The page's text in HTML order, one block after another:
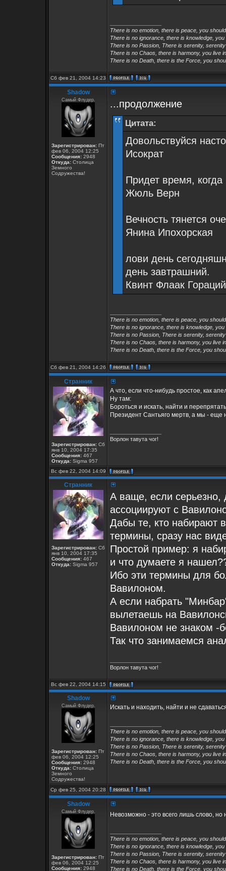
There is no emotion, there is peace, you
There is no ignorance, there is knowledge,
There is no Passion, There is serenity,
There is no Chaos, there is harmony, you live
There is no Death, there is the Force, you
Сб фев 21, 2004 14:23
Shadow
Самый Флудер.
Зарегистрирован: Пт
фев 06, 2004 12:25
Сообщения: 2948
Откуда: Столица
Земного
Содружества!
...продолжение
Цитата:
Довольствуйся
Исократ
Придет время,
Жюль Верн
Вечность тянется
Янина Ипохорская
лови день
день завтрашний.
Квинт Флаак Гораций
There is no emotion, there is peace, you
There is no ignorance, there is knowledge,
There is no Passion, There is serenity,
There is no Chaos, there is harmony, you live
There is no Death, there is the Force, you
Сб фев 21, 2004 14:26
Странник
Зарегистрирован: Сб
янв 10, 2004 17:35
Сообщения: 467
Откуда: Sigma 957
А что, если что-нибудь простое, как
Ну там:
Бороться и искать, найти и перепрятать
Президент Сантьяго мертв, а мы - еще
Ворлон тавута чог!
Вс фев 22, 2004 14:09
Странник
Зарегистрирован: Сб
янв 10, 2004 17:35
Сообщения: 467
Откуда: Sigma 957
А ваще, если серьезно,
ассоциируют с
Дабы те, кто набирают
термины, сразу нас
Простой пример: я
и что думаете я
Ибо эти термины для
Вавилоном.
А если набрать
вылетаешь на
Вавилоном не знаком -
Так что занимаемся
Ворлон тавута чог!
Вс фев 22, 2004 14:15
Shadow
Самый Флудер.
Зарегистрирован: Пт
фев 06, 2004 12:25
Сообщения: 2948
Откуда: Столица
Земного
Содружества!
Искать и находить, найти и не
There is no emotion, there is peace, you
There is no ignorance, there is knowledge,
There is no Passion, There is serenity,
There is no Chaos, there is harmony, you live
There is no Death, there is the Force, you
Ср фев 25, 2004 20:28
Shadow
Самый Флудер.
Зарегистрирован: Пт
фев 06, 2004 12:25
Сообщения: 2948
Невозможно - это всего лишь слово,
There is no emotion, there is peace, you
There is no ignorance, there is knowledge,
There is no Passion, There is serenity,
There is no Chaos, there is harmony, you live
There is no Death, there is the Force, you